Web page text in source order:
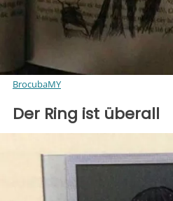
BrocubaMY
Der Ring ist überall